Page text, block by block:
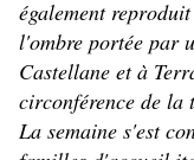
également
l'ombre portée par
Castellane et à
circonférence de la
La semaine s'est